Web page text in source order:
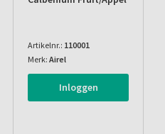
Artikelnr.: 110001
Merk: Airel
Inloggen